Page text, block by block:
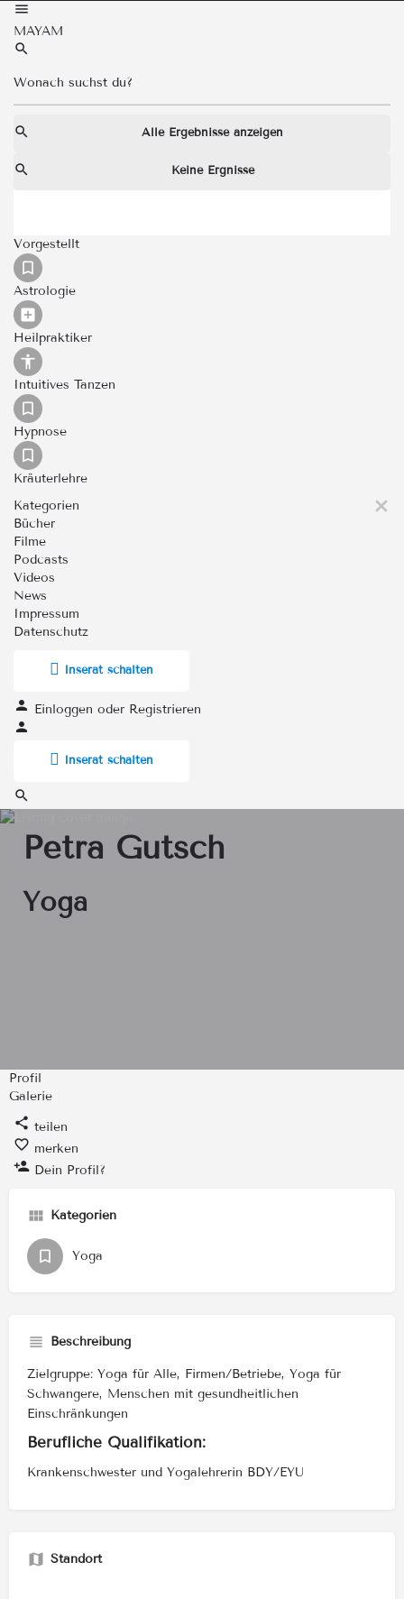
MAYAM
Alle Ergebnisse anzeigen
Keine Ergnisse
Vorgestellt
Astrologie
Heilpraktiker
Intuitives Tanzen
Hypnose
Kräuterlehre
Kategorien
Bücher
Filme
Podcasts
Videos
News
Impressum
Datenschutz
Inserat schalten
Einloggen oder Registrieren
Inserat schalten
Petra Gutsch
Yoga
Profil
Galerie
teilen
merken
Dein Profil?
Kategorien
Yoga
Beschreibung
Zielgruppe: Yoga für Alle, Firmen/Betriebe, Yoga für
Schwangere, Menschen mit gesundheitlichen
Einschränkungen
Berufliche Qualifikation:
Krankenschwester und Yogalehrerin BDY/EYU
Standort